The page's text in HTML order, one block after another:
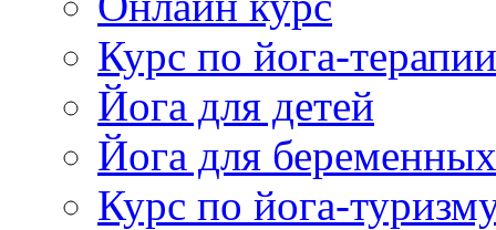
Курс по йога-терапии
Йога для детей
Йога для беременных
Курс по йога-